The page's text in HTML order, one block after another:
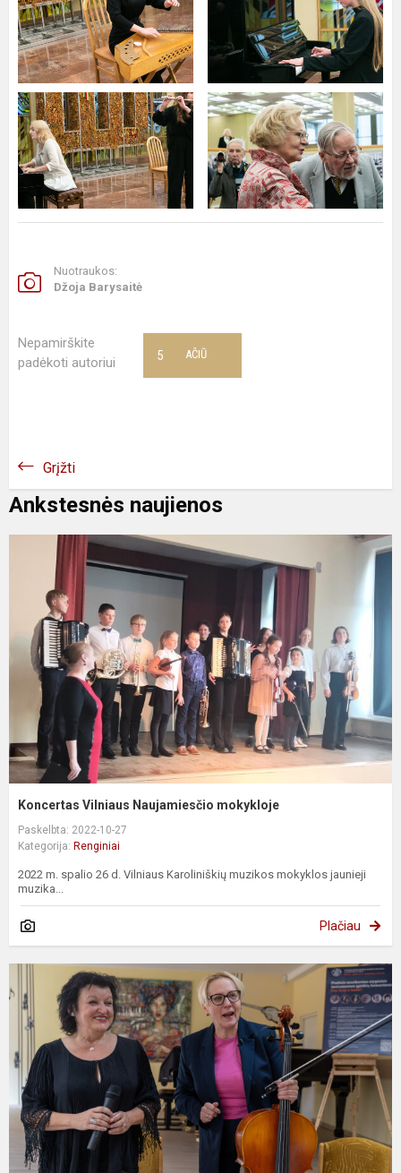
Nuotraukos:
Džoja Barysaitė
Nepamirškite
padėkoti autoriui
AČIŪ
5
Grįžti
Ankstesnės naujienos
Koncertas Vilniaus Naujamiesčio mokykloje
Paskelbta: 2022-10-27
Kategorija: Renginiai
2022 m. spalio 26 d. Vilniaus Karoliniškių muzikos mokyklos jaunieji
muzika...
Plačiau